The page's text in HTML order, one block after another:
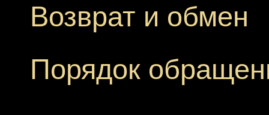
Возврат и обмен
Порядок